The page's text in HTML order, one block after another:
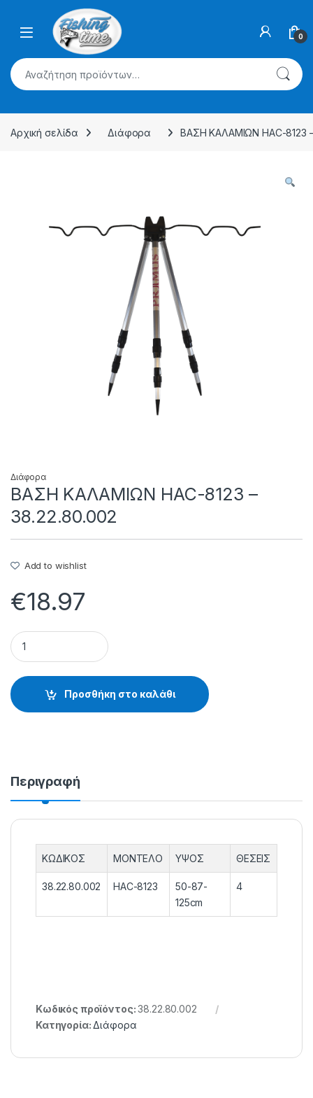
Skip to navigation
0
Αναζήτηση για:
Αρχική σελίδα Διάφορα ΒΑΣΗ ΚΑΛΑΜΙΩΝ HAC-8123
Διάφορα
ΒΑΣΗ ΚΑΛΑΜΙΩΝ HAC-8123 –
38.22.80.002
Add to wishlist
€18.97
ΒΑΣΗ ΚΑΛΑΜΙΩΝ HAC-8123 - 38.22.80.002 quantity
Προσθήκη στο καλάθι
Περιγραφή
ΚΩΔΙΚΟΣ ΜΟΝΤΕΛΟ ΥΨΟΣ ΘΕΣΕΙΣ
38.22.80.002 HAC-8123
50-87-
125cm
4
Κωδικός προϊόντος:38.22.80.002
Κατηγορία:Διάφορα